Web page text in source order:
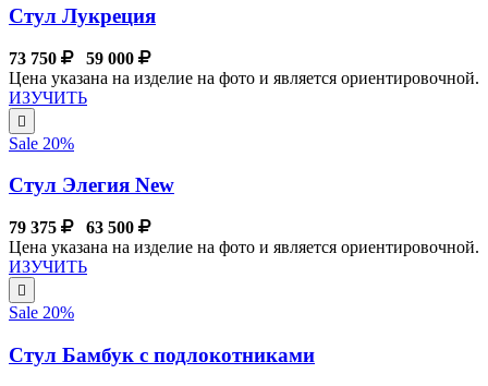
Стул Лукреция
73 750
59 000
Цена указана на изделие на фото и является ориентировочной.
ИЗУЧИТЬ
Sale 20%
Стул Элегия New
79 375
63 500
Цена указана на изделие на фото и является ориентировочной.
ИЗУЧИТЬ
Sale 20%
Стул Бамбук с подлокотниками